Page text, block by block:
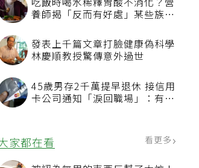
吃飯時喝水稀釋胃酸不消化？營
養師揭「反而有好處」某些族群
發表上千篇文章打臉健康偽科學
林慶順教授驚傳意外過世
45歲男存2千萬提早退休 接信用
卡公司通知「淚回職場」：有錢
大家都在看 看更多